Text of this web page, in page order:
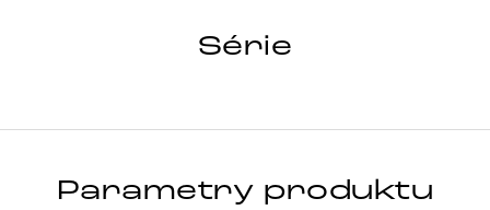
Série
Parametry produktu